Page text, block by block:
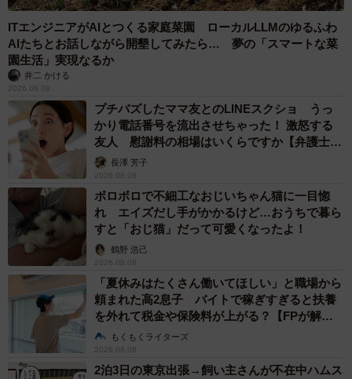
ITエンジニアがAIとつくる家庭菜園 ローカルLLMのゆるふわ
AIたちとお話しながら開墾してみたら… 夢の「スマートな菜
園生活」実現なるか
井二 かける
2026.08.08
プチバズしたママ友とのLINEスクショ うっ
かり電話番号を流出させちゃった！ 激怒する
友人 慰謝料の相場はいくらですか【弁護士が
解説】長澤 芳子
2026.08.08
ボロボロで不細工なおじいちゃん猫に一目惚
れ エイズだし手がかかるけど…おうちで暮ら
すと「おじ猫」だって可愛くなったよ！
鶴野 浩己
2026.08.08
「夏休みはたくさん働いてほしい」と職場から
頼まれた高2息子 バイトで稼ぎすぎると扶養
を外れて税金や保険料が上がる？【FPが解
説】もくもくライターズ
2026.08.08
2泊3日の東京出張→飼い主さんが不在中ハムス